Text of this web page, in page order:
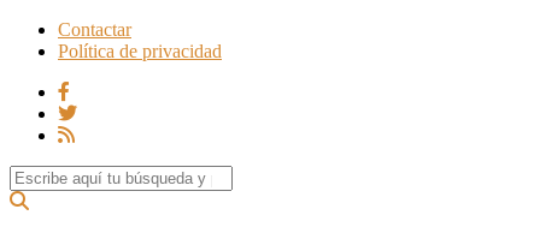
Contactar
Política de privacidad
Search for: